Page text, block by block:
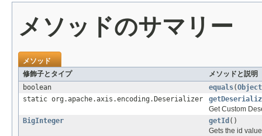
メソッドのサマリー
メソッド
修飾子とタイプ
メソッドと説明
boolean
equals(Object
static org.apache.axis.encoding.Deserializer
Get Custom
BigInteger
getId ()
Gets the id